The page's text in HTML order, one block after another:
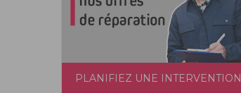
PLANIFIEZ UNE INTERVENTION